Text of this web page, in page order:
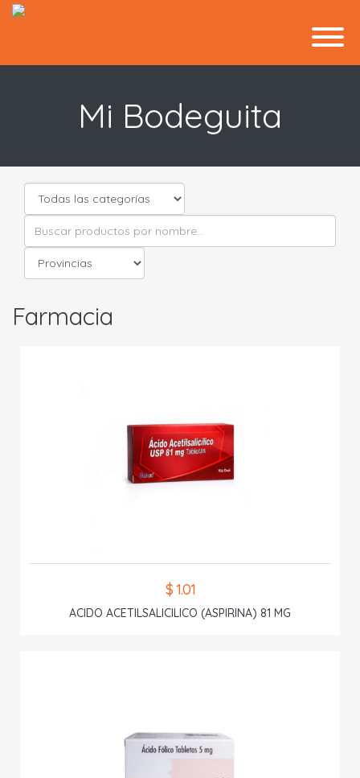
Mi Bodeguita
Farmacia
$ 1.01
ACIDO ACETILSALICILICO (ASPIRINA) 81 MG